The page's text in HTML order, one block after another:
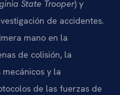
State Trooper) y
de accidentes.
mano en la
de colisión, la
y la
de las fuerzas de